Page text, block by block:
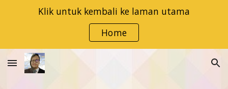
Klik untuk kembali ke laman utama
Home